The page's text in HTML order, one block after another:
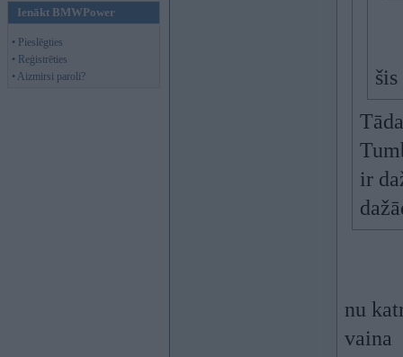
Ienākt BMWPower
• Pieslēgties
• Reģistrēties
• Aizmirsi paroli?
ir
nu
vaina